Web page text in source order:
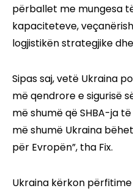
përballet me mungesa
kapaciteteve,
logjistikën strategjike
Sipas saj, vetë Ukraina
më qendrore e sigurisë
më shumë që SHBA-ja
më shumë Ukraina
për Evropën”, tha Fix.
Ukraina kërkon